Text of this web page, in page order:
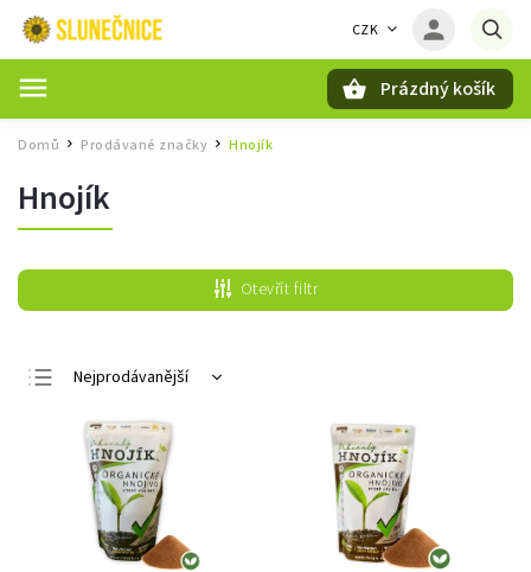
CZK
Prázdný košík
Domů / Prodávané značky / Hnojík
Hnojík
Otevřít filtr
Nejprodávanější
Nejlevnější
Nejdražší
Abecedně